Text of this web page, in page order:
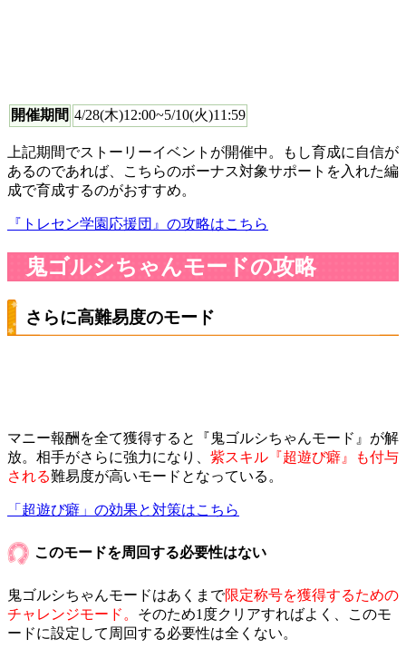
開催期間 4/28(木)12:00~5/10(火)11:59
上記期間でストーリーイベントが開催中。もし育成に自信が
あるのであれば、こちらのボーナス対象サポートを入れた編
成で育成するのがおすすめ。
『トレセン学園応援団』の攻略はこちら
鬼ゴルシちゃんモードの攻略
さらに高難易度のモード
マニー報酬を全て獲得すると『鬼ゴルシちゃんモード』が解
放。相手がさらに強力になり、 紫スキル『超遊び癖』も付与
される難易度が高いモードとなっている。
「超遊び癖」の効果と対策はこちら
このモードを周回する必要性はない
鬼ゴルシちゃんモードはあくまで限定称号を獲得するための
チャレンジモード。 そのため1度クリアすればよく、このモ
ードに設定して周回する必要性は全くない。